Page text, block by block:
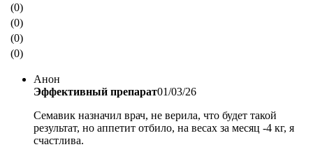
(0)
(0)
(0)
(0)
Анон
Эффективный препарат01/03/26
Семавик назначил врач, не верила, что будет такой
результат, но аппетит отбило, на весах за месяц -4 кг, я
счастлива.